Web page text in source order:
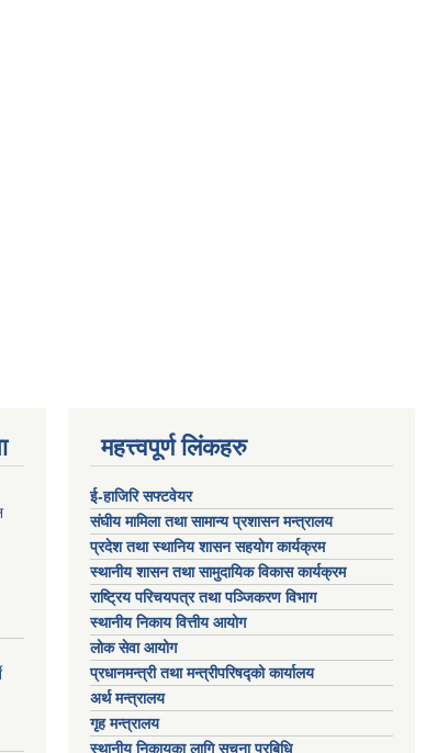
महत्त्वपूर्ण लिंकहरु
ई-हाजिरि सफ्टवेयर
संघीय मामिला तथा सामान्य प्रशासन मन्त्रालय
प्रदेश तथा स्थानिय शासन सहयोग कार्यक्रम
स्थानीय शासन तथा सामुदायिक विकास कार्यक्रम
राष्ट्रिय परिचयपत्र तथा पञ्जिकरण विभाग
स्थानीय निकाय वित्तीय आयोग
लोक सेवा आयोग
प्रधानमन्त्री तथा मन्त्रीपरिषद्को कार्यालय
अर्थ मन्त्रालय
गृह मन्त्रालय
स्थानीय निकायका लागि सूचना प्रबिधि